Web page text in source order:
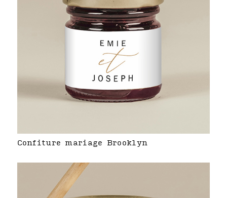
Confiture mariage Brooklyn